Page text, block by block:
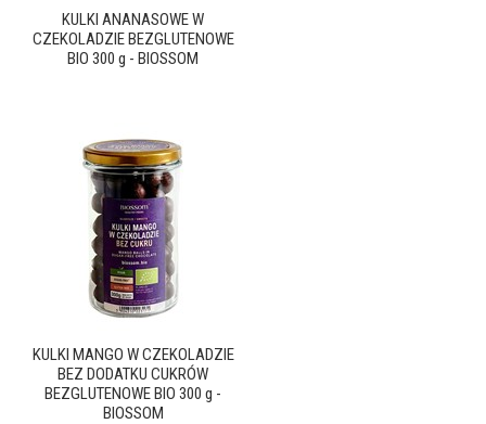
KULKI ANANASOWE W
CZEKOLADZIE BEZGLUTENOWE
BIO 300 g - BIOSSOM
KULKI MANGO W CZEKOLADZIE
BEZ DODATKU CUKRÓW
BEZGLUTENOWE BIO 300 g -
BIOSSOM